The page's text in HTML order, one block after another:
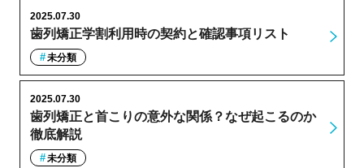
歯列矯正学割利用時の契約と確認事項リスト
2025.07.30
未分類
歯列矯正と首こりの意外な関係？なぜ起こるのか
徹底解説
2025.07.30
未分類